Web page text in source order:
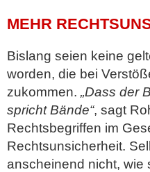
MEHR
Bislang seien keine
worden, die bei
zukommen. „Dass der
spricht Bände“, sagt
Rechtsbegriffen im
Rechtsunsicherheit.
anscheinend nicht, wie